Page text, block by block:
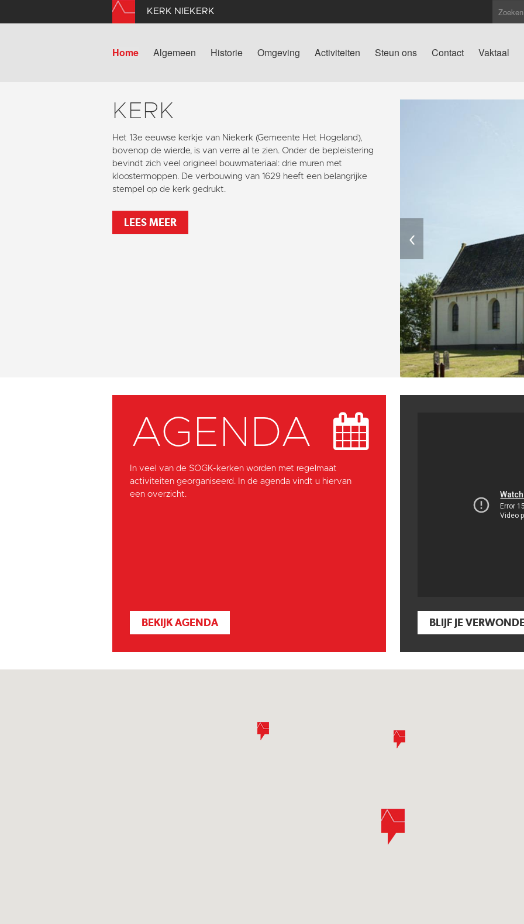
KERK NIEKERK
Home Algemeen Historie Omgeving Activiteiten Steun ons Contact Vaktaal
KERK
Het 13e eeuwse kerkje van Niekerk (Gemeente Het Hogeland),
bovenop de wierde, is van verre al te zien. Onder de bepleistering
bevindt zich veel origineel bouwmateriaal: drie muren met
kloostermoppen. De verbouwing van 1629 heeft een belangrijke
stempel op de kerk gedrukt.
LEES MEER
‹
AGENDA
In veel van de SOGK-kerken worden met regelmaat
activiteiten georganiseerd. In de agenda vindt u hiervan
een overzicht.
BEKIJK AGENDA BLIJF JE